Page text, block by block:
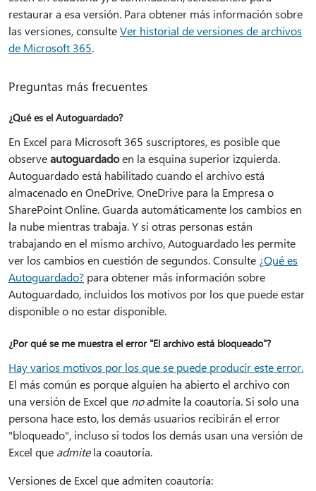
restaurar a esa versión. Para obtener más información sobre
las versiones, consulteVer historial de versiones de archivos
de Microsoft 365.
Preguntas más frecuentes
¿Qué es el Autoguardado?
En Excel para Microsoft 365 suscriptores, es posible que
observeautoguardadoen la esquina superior izquierda.
Autoguardado está habilitado cuando el archivo está
almacenado en OneDrive, OneDrive para la Empresa o
SharePoint Online. Guarda automáticamente los cambios en
la nube mientras trabaja. Y si otras personas están
trabajando en el mismo archivo, Autoguardado les permite
ver los cambios en cuestión de segundos. Consulte ¿Qué es
Autoguardado? para obtener más información sobre
Autoguardado, incluidos los motivos por los que puede estar
disponible o no estar disponible.
¿Por qué se me muestra el error "El archivo está bloqueado"?
Hay varios motivos por los que se puede producir este error.
El más común es porque alguien ha abierto el archivo con
una versión de Excel que noadmite la coautoría. Si solo una
persona hace esto, los demás usuarios recibirán el error
"bloqueado", incluso si todos los demás usan una versión de
Excel que admitela coautoría.
Versiones de Excel que admiten coautoría: